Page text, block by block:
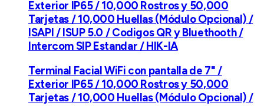
Exterior IP65 / 10,000 Rostros y 50,000
Tarjetas / 10,000 Huellas (Módulo Opcional) /
ISAPI / ISUP 5.0 / Codigos QR y Bluethooth /
Intercom SIP Estandar / HIK-IA
Terminal Facial WiFi con pantalla de 7" /
Exterior IP65 / 10,000 Rostros y 50,000
Tarjetas / 10,000 Huellas (Módulo Opcional) /